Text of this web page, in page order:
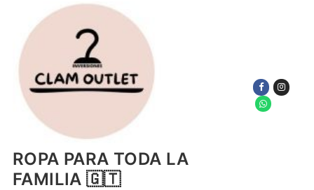
contenido
ROPA PARA TODA LA
FAMILIA 🇬🇹